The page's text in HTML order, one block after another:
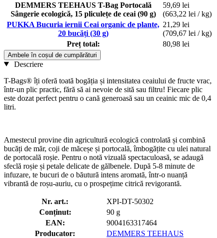
DEMMERS TEEHAUS T-Bag Portocală
Sângerie ecologică, 15 pliculețe de ceai (90 g)
59,69 lei
(663,22 lei / kg)
PUKKA Bucuria iernii Ceai organic de plante,
20 bucăți (30 g)
21,29 lei
(709,67 lei / kg)
Preț total:
80,98 lei
Ambele în coșul de cumpărături
Descriere
T-Bags® îți oferă toată bogăția și intensitatea ceaiului de fructe vrac,
într-un plic practic, fără să ai nevoie de sită sau filtru! Fiecare plic
este dozat perfect pentru o cană generoasă sau un ceainic mic de 0,4
litri.
Amestecul provine din agricultură ecologică controlată și combină
bucăți de măr, coji de măceșe și portocală, îmbogățite cu ulei natural
de portocală roșie. Pentru o notă vizuală spectaculoasă, se adaugă
sfeclă roșie și petale delicate de gălbenele. După 5-8 minute de
infuzare, te bucuri de o băutură intens aromată, într-o nuanță
vibrantă de roșu-auriu, cu o prospețime citrică revigorantă.
Nr. art.:
XPI-DT-50302
Conținut:
90 g
EAN:
9004163317464
Producator:
DEMMERS TEEHAUS